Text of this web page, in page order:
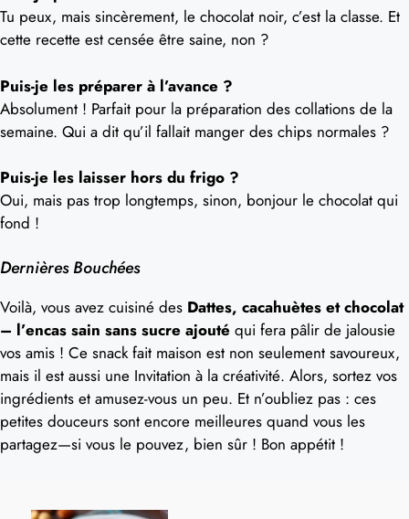
Tu peux, mais sincèrement, le chocolat noir, c’est la classe. Et
cette recette est censée être saine, non ?
Puis-je les préparer à l’avance ?
Absolument ! Parfait pour la préparation des collations de la
semaine. Qui a dit qu’il fallait manger des chips normales ?
Puis-je les laisser hors du frigo ?
Oui, mais pas trop longtemps, sinon, bonjour le chocolat qui
fond !
Dernières Bouchées
Voilà, vous avez cuisiné des Dattes, cacahuètes et chocolat
– l’encas sain sans sucre ajouté qui fera pâlir de jalousie
vos amis ! Ce snack fait maison est non seulement savoureux,
mais il est aussi une Invitation à la créativité. Alors, sortez vos
ingrédients et amusez-vous un peu. Et n’oubliez pas : ces
petites douceurs sont encore meilleures quand vous les
partagez—si vous le pouvez, bien sûr ! Bon appétit !